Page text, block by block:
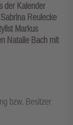
der Kalender
Reulecke
Markus
Natalie Bach mit
bzw. Besitzer